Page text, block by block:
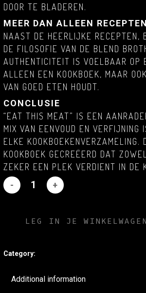
DOOR TE BLADEREN.
MEER DAN ALLEEN RECEPTEN
NAAST DE HEERLIJKE RECEPTEN,
DE FILOSOFIE VAN DE BLEND
AUTHENTICITEIT IS VOELBAAR
ALLEEN EEN KOOKBOEK, MAAR
VAN GOED ETEN HOUDT.
CONCLUSIE
“EAT THIS MEAT” IS EEN
MIX VAN EENVOUD EN VERFIJNING
ELKE KOOKBOEKENVERZAMELING.
KOOKBOEK GECREËERD DAT
ZEKER EEN PLEK VERDIENT IN DE
LEG IN JE
Category:
Additional information